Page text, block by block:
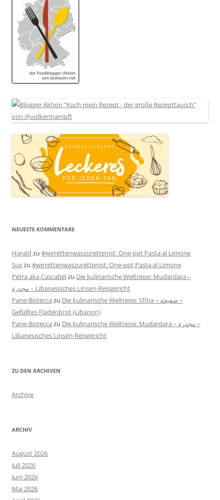
NEUESTE KOMMENTARE
Harald zu #wirrettenwaszurettenist: One-pot Pasta al Limone
Suszu #wirrettenwaszurettenist: One-pot Pasta al Limone
Petra aka Cascabelzu Die kulinarische Weltreise: Mudardara –
مجدرة – Libanesisches Linsen-Reisgericht
Pane-Bistecca zu Die kulinarische Weltreise: Sfiha – صفيحة –
Gefülltes Fladenbrot (Libanon)
Pane-Bistecca zu Die kulinarische Weltreise: Mudardara – مجدرة –
Libanesisches Linsen-Reisgericht
ZU DEN ARCHIVEN
Archive
ARCHIV
August 2026
Juli 2026
Juni 2026
Mai 2026